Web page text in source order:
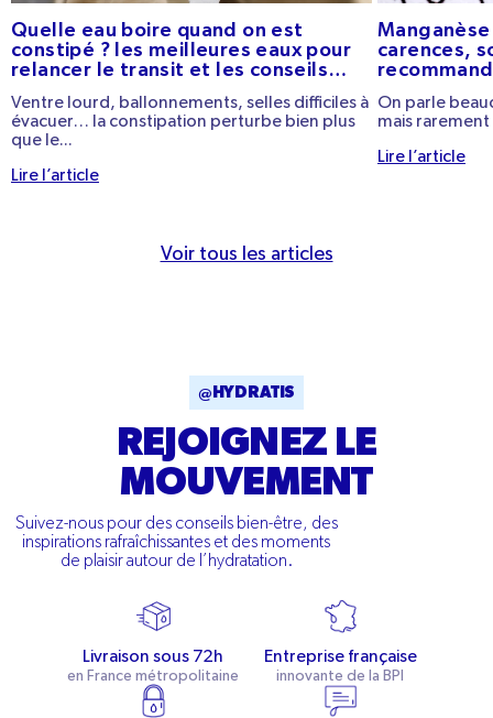
Quelle eau boire quand on est
constipé ? les meilleures eaux pour
relancer le transit et les conseils
Ventre lourd, ballonnements, selles difficiles à
évacuer… la constipation perturbe bien plus
que le...
Lire l’article
carences,
On parle
mais rarement
Lire l’article
Voir tous les articles
@HYDRATIS
REJOIGNEZ LE
MOUVEMENT
Suivez-nous pour des conseils bien-être, des
inspirations rafraîchissantes et des moments
de plaisir autour de l’hydratation.
Livraison sous 72h
en France métropolitaine
Entreprise française
innovante de la BPI